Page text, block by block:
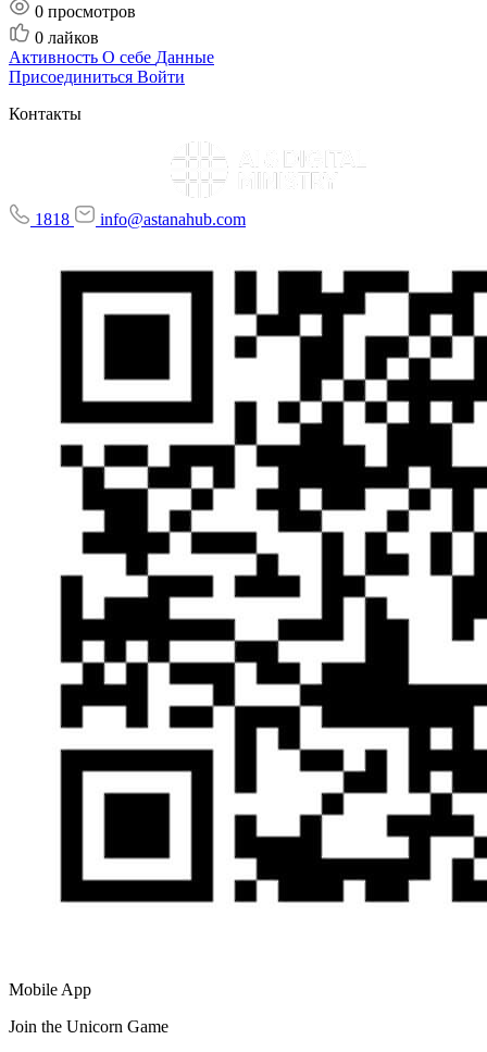
0 просмотров
0 лайков
Активность О себе Данные
Присоединиться Войти
Контакты
1818 info@astanahub.com
Mobile App
Join the Unicorn Game